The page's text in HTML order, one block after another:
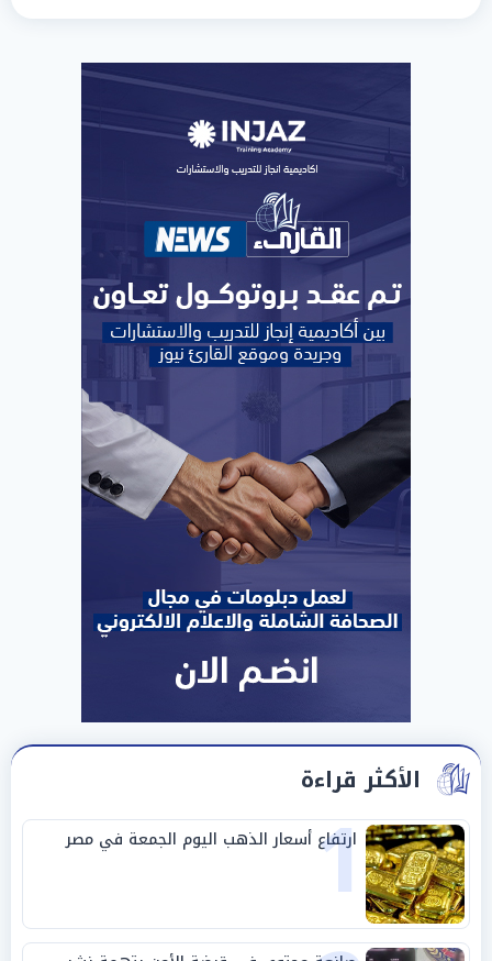
الأكثر قراءة
1
ارتفاع أسعار الذهب اليوم الجمعة في مصر